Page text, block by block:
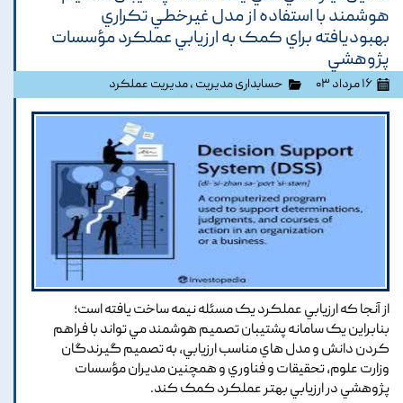
هوشمند با استفاده از مدل غيرخطي تکراري
بهبوديافته براي کمک به ارزيابي عملکرد مؤسسات
پژوهشي
۱۶ مرداد ۰۳ حسابداری مدیریت ،مدیریت عملکرد
از آنجا که ارزيابي عملکرد يک مسئله نيمه ساخت يافته است؛
بنابراين يک سامانه پشتيبان تصميم هوشمند مي تواند با فراهم
کردن دانش و مدل هاي مناسب ارزيابي, به تصميم گيرندگان
وزارت علوم, تحقيقات و فناوري و همچنين مديران مؤسسات
پژوهشي در ارزيابي بهتر عملکرد کمک کند.